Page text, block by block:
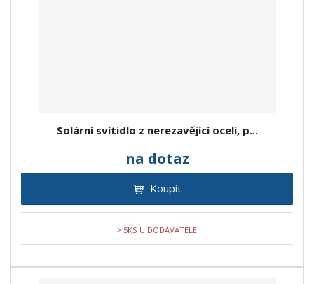
Solární svítidlo z nerezavějící oceli, p...
na dotaz
Koupit
> 5KS U DODAVATELE